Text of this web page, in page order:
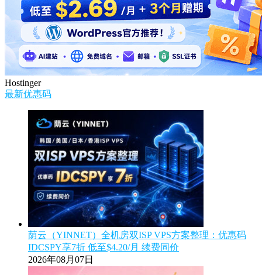
Hostinger
最新优惠码
荫云（YINNET）全机房双ISP VPS方案整理：优惠码
IDCSPY享7折 低至$4.20/月 续费同价
2026年08月07日